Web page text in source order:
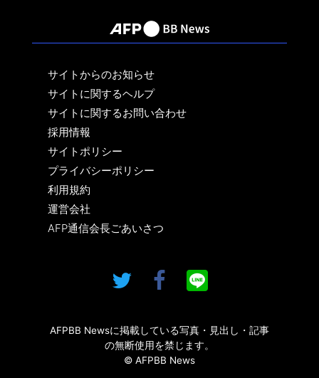
サイトからのお知らせ
サイトに関するヘルプ
サイトに関するお問い合わせ
採用情報
サイトポリシー
プライバシーポリシー
利用規約
運営会社
AFP通信会長ごあいさつ
AFPBB Newsに掲載している写真・見出し・記事
の無断使用を禁じます。
© AFPBB News